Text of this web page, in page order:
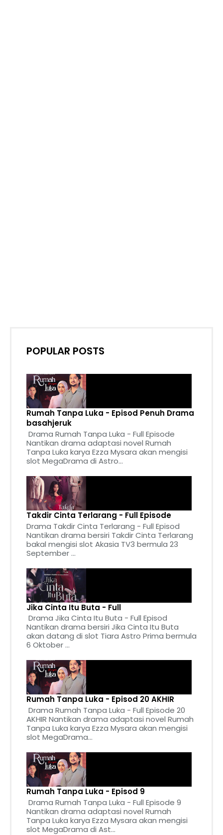
POPULAR POSTS
Rumah Tanpa Luka - Episod Penuh Drama
basahjeruk
Drama Rumah Tanpa Luka - Full Episode
Nantikan drama adaptasi novel Rumah
Tanpa Luka karya Ezza Mysara akan mengisi
slot MegaDrama di Astro...
Takdir Cinta Terlarang - Full Episode
Drama Takdir Cinta Terlarang - Full Episod
Nantikan drama bersiri Takdir Cinta Terlarang
bakal mengisi slot Akasia TV3 bermula 23
September ...
Jika Cinta Itu Buta - Full
Drama Jika Cinta Itu Buta - Full Episod
Nantikan drama bersiri Jika Cinta Itu Buta
akan datang di slot Tiara Astro Prima bermula
6 Oktober ...
Rumah Tanpa Luka - Episod 20 AKHIR
Drama Rumah Tanpa Luka - Full Episode 20
AKHIR Nantikan drama adaptasi novel Rumah
Tanpa Luka karya Ezza Mysara akan mengisi
slot MegaDrama...
Rumah Tanpa Luka - Episod 9
Drama Rumah Tanpa Luka - Full Episode 9
Nantikan drama adaptasi novel Rumah
Tanpa Luka karya Ezza Mysara akan mengisi
slot MegaDrama di Ast...